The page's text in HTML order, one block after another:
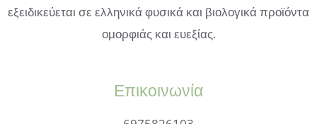
εξειδικεύεται σε ελληνικά φυσικά και βιολογικά προϊόντα
ομορφιάς και ευεξίας.
Επικοινωνία